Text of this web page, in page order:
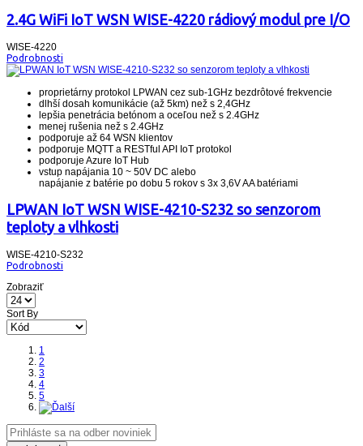
2.4G WiFi IoT WSN WISE-4220 rádiový modul pre I/O
WISE-4220
Podrobnosti
proprietárny protokol LPWAN cez sub-1GHz bezdrôtové frekvencie
dlhší dosah komunikácie (až 5km) než s 2,4GHz
lepšia penetrácia betónom a oceľou než s 2.4GHz
menej rušenia než s 2.4GHz
podporuje až 64 WSN klientov
podporuje MQTT a RESTful API IoT protokol
podporuje Azure IoT Hub
vstup napájania 10 ~ 50V DC alebo
napájanie z batérie po dobu 5 rokov s 3x 3,6V AA batériami
LPWAN IoT WSN WISE-4210-S232 so senzorom
teploty a vlhkosti
WISE-4210-S232
Podrobnosti
Zobraziť
Sort By
1
2
3
4
5